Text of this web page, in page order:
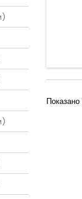
Показано